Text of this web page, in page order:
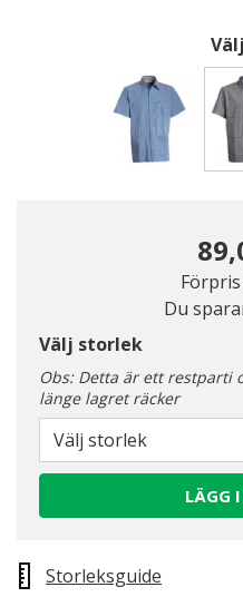
Förpris
Du
Välj storlek
Obs: Detta är ett restparti
länge lagret räcker
Välj storlek
LÄGG
Storleksguide